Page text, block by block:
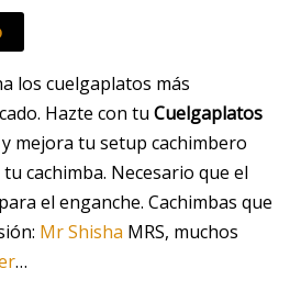
los cuelgaplatos más
Hazte con tu Cuelgaplatos
y mejora tu setup cachimbero
cachimba. Necesario que el
el enganche. Cachimbas que
Mr Shisha MRS, muchos
…